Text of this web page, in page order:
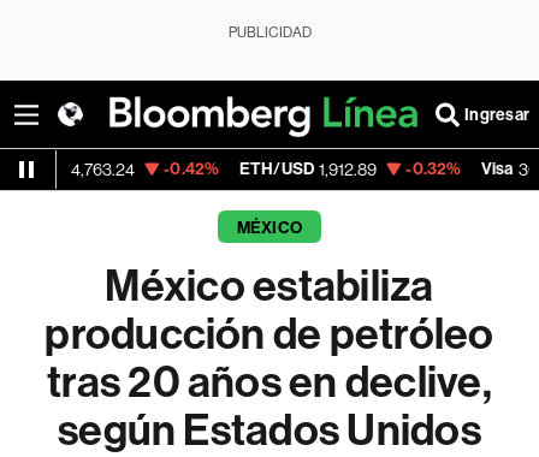
PUBLICIDAD
Ingresar
-0.42% ETH/USD 1,912.89 -0.32% Visa 362.50 -
MÉXICO
México estabiliza
producción de petróleo
tras 20 años en declive,
según Estados Unidos